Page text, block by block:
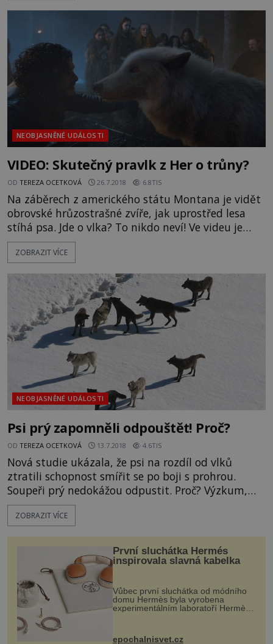
celou záležitost vidí jakoykonstruovanou kauzu,
jiní jsou přesvědčeni o jeho vině Stubbe měl mít
podle záznamů
NEOBJASNĚNÉ UDÁLOSTI
VIDEO: Skutečný pravlk z Her o trůny?
OD TEREZA OCETKOVÁ 26.7.2018 6.8TIS
Na záběrech z amerického státu Montana je vidět
obrovské hrůzostrašné zvíře, jak uprostřed lesa
stíhá psa. Jde o vlka? To nikdo neví! Ve videu je
slyšet pes štěkající na něco mezi stromy. Majitel
jej sleduje a během několika vteřin se stane něco
obluda, kterou muž připodobnil k vlkovi. Kolem
videa se sjednotila velká skupina lidí přesvědčená
o tom, že p
ZOBRAZIT VÍCE
NEOBJASNĚNÉ UDÁLOSTI
Psi prý zapomněli odpouštět! Proč?
OD TEREZA OCETKOVÁ 13.7.2018 4.6TIS
Nová studie ukázala, že psi na rozdíl od vlků
ztratili schopnost smířit se po boji s prohrou.
Soupeři prý nedokážou odpustit. Proč? Výzkum,
který vedli vědci výzkumného ústavu na vídeňské
univerzitě, zahrnoval pečlivé sledování chování
pravidla potřebná k přežití. Ale jedno z nich u psů
úplně chybělo. Vlci mezi sebou několikrát bojovali
a bezpr
ZOBRAZIT VÍCE
První sluchátka Hermés
inspirovala slavná kabelka
Vůbec první sluchátka od módního
domu Hermès byla vyrobena
experimentálním laboratoří Hermès
kovový...
epochalnisvet.cz